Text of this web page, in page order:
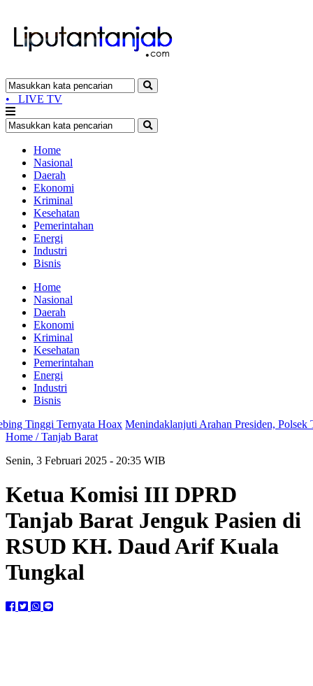
• LIVE TV
Home
Nasional
Daerah
Ekonomi
Kriminal
Kesehatan
Pemerintahan
Energi
Industri
Bisnis
Home
Nasional
Daerah
Ekonomi
Kriminal
Kesehatan
Pemerintahan
Energi
Industri
Bisnis
Tinggi Ternyata Hoax Menindaklanjuti Arahan Presiden, Polsek
Home /Tanjab Barat
Senin, 3 Februari 2025 - 20:35 WIB
Ketua Komisi III DPRD
Tanjab Barat Jenguk Pasien di
RSUD KH. Daud Arif Kuala
Tungkal